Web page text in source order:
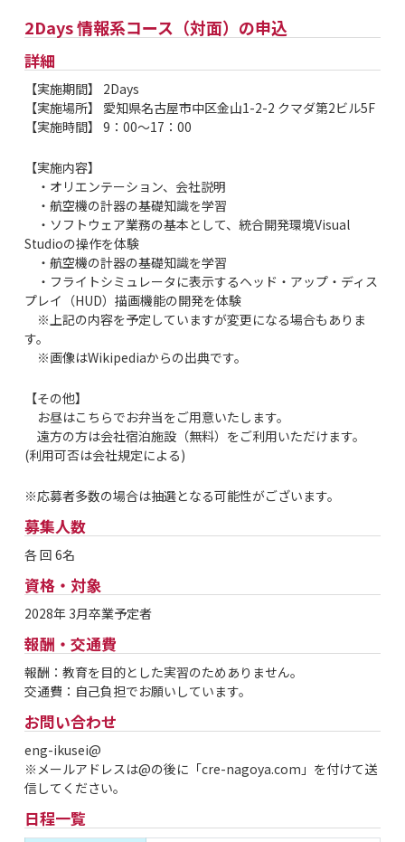
2Days 情報系コース（対面）の申込
詳細
【実施期間】 2Days
【実施場所】 愛知県名古屋市中区金山1-2-2 クマダ第2ビル5F
【実施時間】 9：00～17：00
【実施内容】
・オリエンテーション、会社説明
・航空機の計器の基礎知識を学習
・ソフトウェア業務の基本として、統合開発環境Visual
Studioの操作を体験
・航空機の計器の基礎知識を学習
・フライトシミュレータに表示するヘッド・アップ・ディス
プレイ（HUD）描画機能の開発を体験
※上記の内容を予定していますが変更になる場合もありま
す。
※画像はWikipediaからの出典です。
【その他】
お昼はこちらでお弁当をご用意いたします。
遠方の方は会社宿泊施設（無料）をご利用いただけます。
(利用可否は会社規定による)
※応募者多数の場合は抽選となる可能性がございます。
募集人数
各 回 6名
資格・対象
2028年 3月卒業予定者
報酬・交通費
報酬：教育を目的とした実習のためありません。
交通費：自己負担でお願いしています。
お問い合わせ
eng-ikusei@
※メールアドレスは@の後に「cre-nagoya.com」を付けて送
信してください。
日程一覧